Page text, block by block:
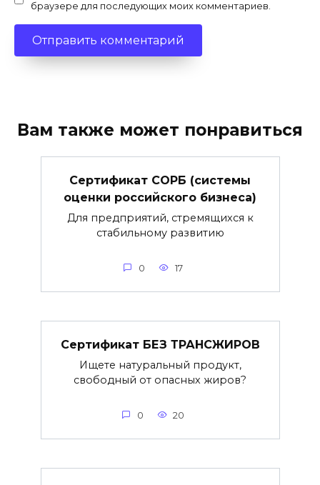
браузере для последующих моих комментариев.
Вам также может понравиться
Сертификат СОРБ (системы
оценки российского бизнеса)
Для предприятий, стремящихся к
стабильному развитию
0 17
Сертификат БЕЗ ТРАНСЖИРОВ
Ищете натуральный продукт,
свободный от опасных жиров?
0 20